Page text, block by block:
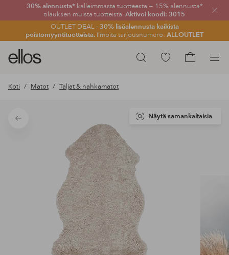
30% alennusta*kalleimmasta tuotteesta + 15% alennusta*
tilauksen muista tuotteista. Aktivoi koodi: 3015
OUTLET DEAL -30% lisäalennusta kaikista
poistomyyntituotteista. Ilmoita tarjousnumero: ALLOUTLET
Sulje
Hae
Ellos-
logo
siirry
Siirry
Koti Matot Taljat & nahkamatot
Takaisin
Näytä samankaltaisia